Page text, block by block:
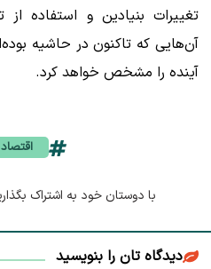
تغییرات بنیادین و استفاده
آن‌هایی که تاکنون در حاشیه
آینده را مشخص خواهد کرد.
با دوستان خود به اشتراک
دیدگاه تان را بنویسید